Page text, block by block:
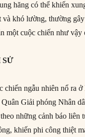
hăng có thể khiến
và khó lường, thường
một cuộc chiến như
SỬ
chiến ngẫu nhiên nổ ra
Giải phóng Nhân
những cảnh báo
khiến phi công thiệt